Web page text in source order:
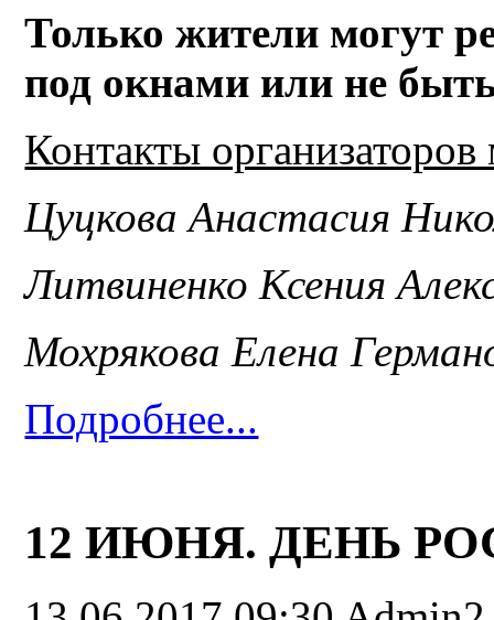
Только жители могут
под окнами или не
Контакты
Цуцкова Анастасия
Литвиненко Ксения
Мохрякова Елена
Подробнее...
12 ИЮНЯ. ДЕНЬ